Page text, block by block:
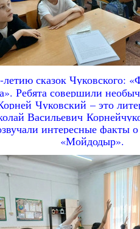
сказок Чуковского:
Ребята совершили
Чуковский – это
Васильевич
интересные факты
«Мойдодыр».